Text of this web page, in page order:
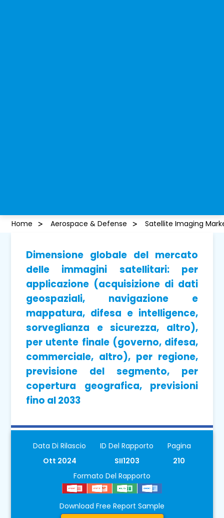
Home Aerospace & Defense Satellite Imaging
Dimensione globale del mercato
delle immagini satellitari: per
applicazione (acquisizione di dati
geospaziali, navigazione e
mappatura, difesa e intelligence,
sorveglianza e sicurezza, altro),
per utente finale (governo, difesa,
commerciale, altro), per regione,
previsione del segmento, per
copertura geografica, previsioni
fino al 2033
Data Di Rilascio
Ott 2024
ID Del Rapporto
SII1203
Pagina
210
Formato Del Rapporto
Download Free Report Sample